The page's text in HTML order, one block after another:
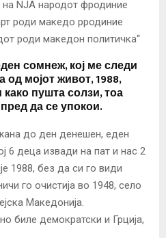
сомнеж, кој ме следи
од мојот живот, 1988,
пушта солзи, тоа
да се упокои.
до ден денешен, еден
6 деца извади на пат и нас 2
1988, без да си го види
го очистија во 1948, село
Македонија.
биле демократски и Грција,